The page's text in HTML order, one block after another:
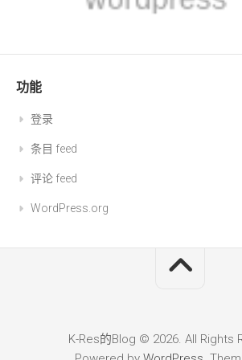
功能
登录
条目 feed
评论 feed
WordPress.org
K-Res的Blog © 2026. All Rights